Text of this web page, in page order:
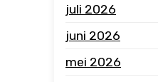
juli 2026
juni 2026
mei 2026